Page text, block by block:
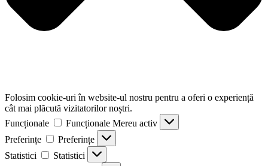
Folosim cookie-uri în website-ul nostru pentru a oferi o experiență
cât mai plăcută vizitatorilor noștri.
Funcționale
Funcționale Mereu activ
Preferințe
Preferințe
Statistici
Statistici